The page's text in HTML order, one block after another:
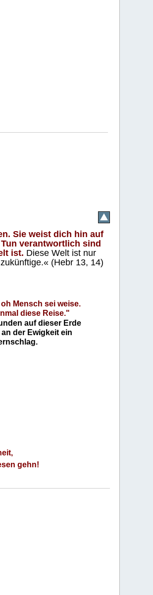
Sie weist dich hin auf
verantwortlich sind
ist. Diese Welt ist nur
(Hebr 13, 14)
Mensch sei weise.
diese Reise."
auf dieser Erde
der Ewigkeit ein
gehn!